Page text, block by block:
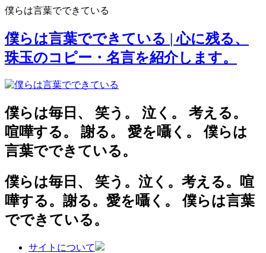
僕らは言葉でできている
僕らは言葉でできている | 心に残る、
珠玉のコピー・名言を紹介します。
僕らは毎日、 笑う。 泣く。
考える。
喧嘩する。
謝る。 愛を囁く。
僕らは
言葉でできている。
僕らは毎日、
笑う。泣く。考える。喧
嘩する。謝る。愛を囁く。
僕らは言葉
でできている。
サイトについて